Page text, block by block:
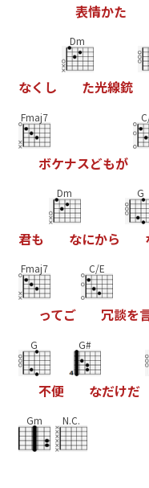
表情かた
なく し
Dm
た光線銃
Fmaj7
ボケナスどもが
君も
Dm
なにから
G
Fmaj7
ってご
C/E
冗談を
G
不便
G#
なだけだ
Gm N.C.